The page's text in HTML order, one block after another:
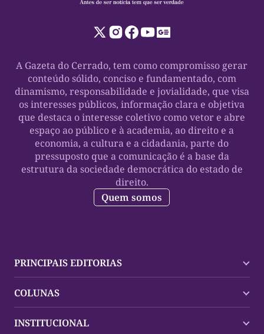
A Gazeta do Cerrado, tem como compromisso gerar
conteúdo sólido, conciso e fundamentado, com
dinamismo, responsabilidade e jovialidade, que visa
os interesses públicos, informação clara e objetiva
que destaca o interesse coletivo como vetor e abre
espaço ao público e à academia, ao direito e a
economia, a cultura e a cidadania, parte do
pressuposto que a comunicação é a base da
estrutura da sociedade democrática do estado de
direito.
Quem somos
PRINCIPAIS EDITORIAS
Palmas
Mundo
COLUNAS
Policial
INSTITUCIONAL